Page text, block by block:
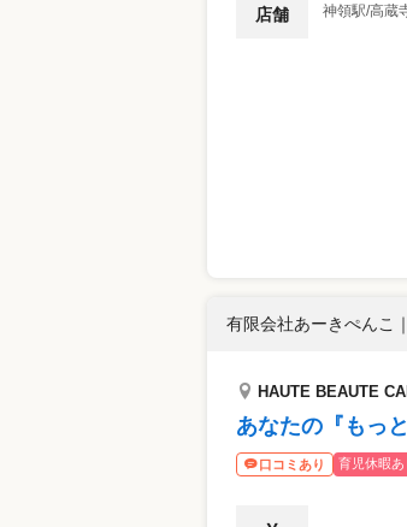
店舗
神領駅/高蔵
有限会社あーきぺんこ ｜
HAUTE BEAUTE
あなたの『もっ
口コミあり 育児休暇あ